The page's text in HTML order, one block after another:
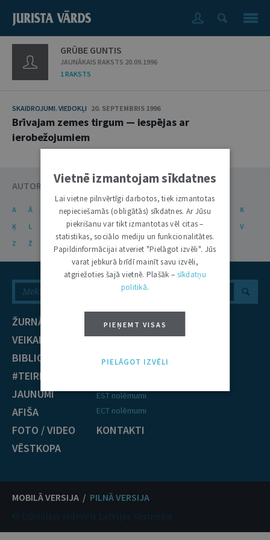
GRŪBE GUNTIS
JAUNĀKAIS RAKSTS 20.09.1996
1 RAKSTS
SKAIDROJUMI. VIEDOKĻI 20. SEPTEMBRIS 1996
Brīvajam zemes tirgum — iespējas ar
ierobežojumiem
AUTORU KATALOGS
A Ā C Č D E Ē F G Ģ H I
K
Ķ
L N Ņ O P R S Š T
V
Z
Ž
ŽURNĀLS
VEIKALS
BIBLIOTĒKA
#TEIRDARBS
JAUNUMI
AFIŠA
FOTO / VIDEO
VĒSTKOPA
NOZARES
Krimināltiesības
EST nolēmumi
ECT nolēmumi
KONTAKTI
MOBILĀ VERSIJA / PILNĀ VERSIJA
© Oficiālais izdevējs Latvijas Vēstnesis
Vietnē izmantojam sīkdatnes
Lai vietne pilnvērtīgi darbotos, tiek izmantotas
nepieciešamās (obligātās) sīkdatnes. Ar Jūsu
piekrišanu var tikt izmantotas vēl citas –
statistikas, sociālo mediju un funkcionalitātes.
Papildinformācijai atveriet "Pielāgot izvēli". Jūs
varat jebkurā brīdī mainīt savu izvēli,
atgriežoties šajā vietnē. Plašāk – sīkdatņu
politikā.
PIEŅEMT VISAS
PIELĀGOT IZVĒLI